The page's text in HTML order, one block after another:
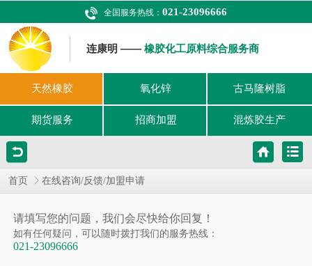
全国服务热线： 021-23096666
连康明 ——橡胶化工原料综合服务商
天然橡胶 氧化锌 古马隆树脂
期货服务 招商加盟 混炼胶生产
首页 在线咨询/反馈/加盟申请
请填写您的问题，我们会尽快给你回复！
如有任何疑问，可以随时拨打我们的服务热线：
021-23096666